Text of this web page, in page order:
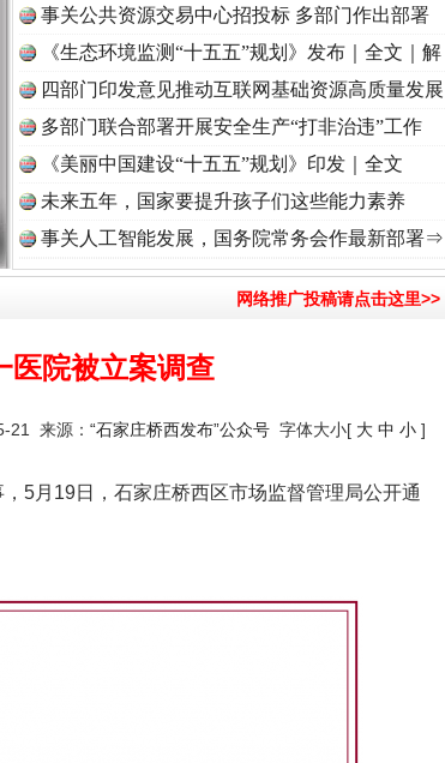
律.. ·[视频]牢记初心使命 奋进复兴征程丨“转折之城”激荡..·[视频]
事关公共资源交易中心招投标 多部门作出部署
《生态环境监测“十五五”规划》发布｜全文｜解
读
四部门印发意见推动互联网基础资源高质量发展
多部门联合部署开展安全生产“打非治违”工作
《美丽中国建设“十五五”规划》印发｜全文
未来五年，国家要提升孩子们这些能力素养
事关人工智能发展，国务院常务会作最新部署⇒
网络推广投稿请点击这里>>
医院被立案调查
21 来源： “石家庄桥西发布”公众号 字体大小[ 大 中 小 ]
5月19日，石家庄桥西区市场监督管理局公开通